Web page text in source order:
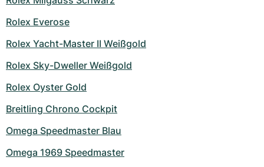
Rolex Everose
Rolex Yacht-Master II Weißgold
Rolex Sky-Dweller Weißgold
Rolex Oyster Gold
Breitling Chrono Cockpit
Omega Speedmaster Blau
Omega 1969 Speedmaster